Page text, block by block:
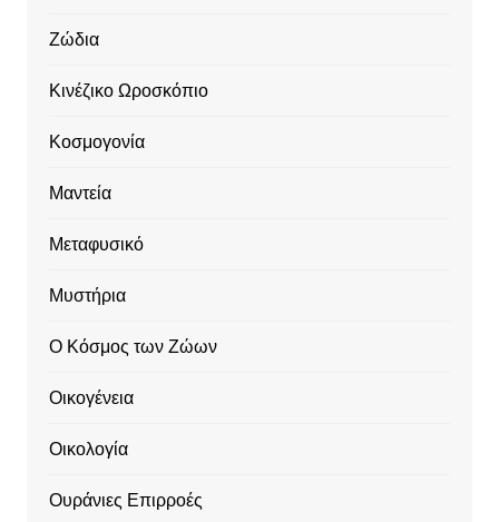
Ζώδια
Κινέζικο Ωροσκόπιο
Κοσμογονία
Μαντεία
Μεταφυσικό
Μυστήρια
Ο Κόσμος των Ζώων
Οικογένεια
Οικολογία
Ουράνιες Επιρροές